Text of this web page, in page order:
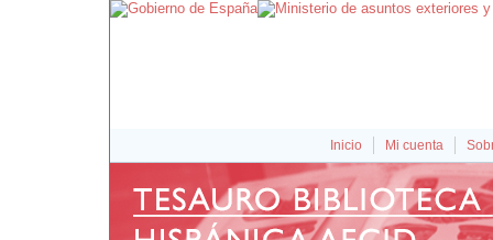
Inicio Mi cuenta